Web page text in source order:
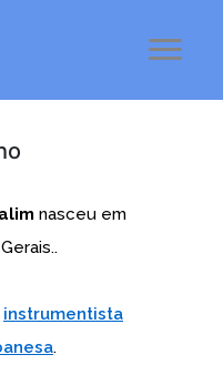
nasceu em
instrumentista
.